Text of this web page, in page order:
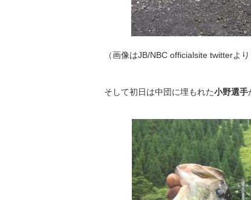
（画像はJB/NBC officialsite twitterより
そして初日は中団に埋もれた小野選手